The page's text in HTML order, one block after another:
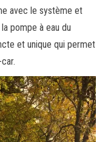
avec le système et
pompe à eau du
et unique qui permet